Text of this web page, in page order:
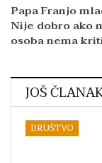
Papa Franjo
Nije dobro ako
osoba nema
JOŠ
DRUŠTVO